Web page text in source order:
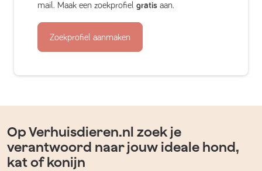
mail. Maak een zoekprofiel gratis aan.
Zoekprofiel aanmaken
Op Verhuisdieren.nl zoek je
verantwoord naar jouw ideale hond,
kat of konijn